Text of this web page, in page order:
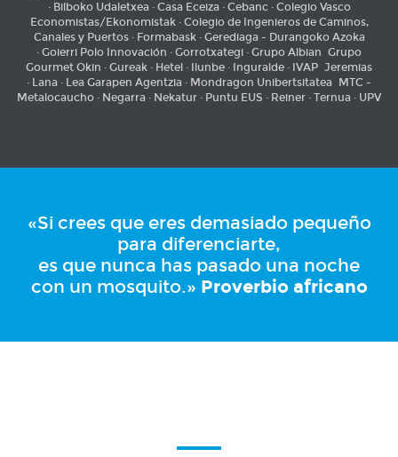
· Bilboko Udaletxea · Casa Eceiza · Cebanc · Colegio Vasco
Economistas/Ekonomistak · Colegio de Ingenieros de Caminos,
Canales y Puertos · Formabask · Gerediaga - Durangoko Azoka
· Goierri Polo Innovación · Gorrotxategi · Grupo Albian Grupo
Gourmet Okin · Gureak · Hetel · Ilunbe · Inguralde · IVAP Jeremias
· Lana · Lea Garapen Agentzia · Mondragon Unibertsitatea MTC -
Metalocaucho · Negarra · Nekatur · Puntu EUS · Reiner · Ternua · UPV
«Si crees que eres demasiado pequeño
para diferenciarte,
es que nunca has pasado una noche
con un mosquito.» Proverbio africano